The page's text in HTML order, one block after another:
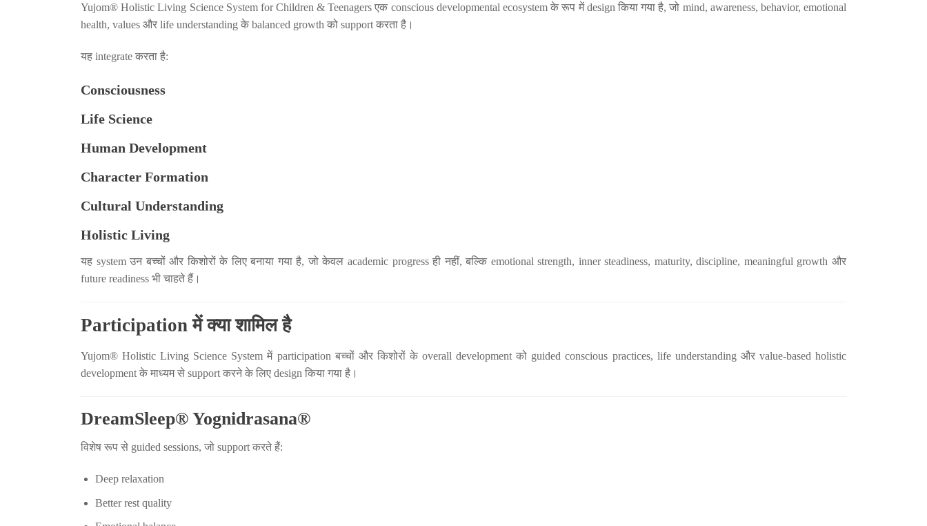
Yujom® Holistic Living Science System for Children & Teenagers एक conscious developmental ecosystem के रूप में design किया गया है, जो mind, awareness, behavior, emotional
health, values और life understanding के balanced growth को support करता है।
यह integrate करता है:
Consciousness
Life Science
Human Development
Character Formation
Cultural Understanding
Holistic Living
यह system उन बच्चों और किशोरों के लिए बनाया गया है, जो केवल academic progress ही नहीं, बल्कि emotional strength, inner steadiness, maturity, discipline, meaningful growth और
future readiness भी चाहते हैं।
Participation में क्या शामिल है
Yujom® Holistic Living Science System में participation बच्चों और किशोरों के overall development को guided conscious practices, life understanding और value-based holistic
development के माध्यम से support करने के लिए design किया गया है।
DreamSleep® Yognidrasana®
विशेष रूप से guided sessions, जो support करते हैं:
Deep relaxation
Better rest quality